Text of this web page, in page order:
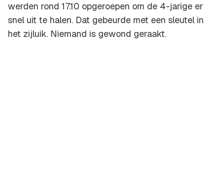
werden rond 17.10 opgeroepen om de 4-jarige er
snel uit te halen. Dat gebeurde met een sleutel in
het zijluik. Niemand is gewond geraakt.